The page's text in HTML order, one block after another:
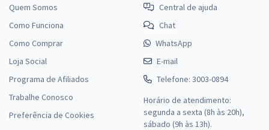
Quem Somos
Como Funciona
Como Comprar
Loja Social
Programa de Afiliados
Trabalhe Conosco
Preferência de Cookies
Central de ajuda
Chat
WhatsApp
E-mail
Telefone: 3003-0894
Horário de atendimento:
segunda a sexta (8h às 20h),
sábado (9h às 13h).